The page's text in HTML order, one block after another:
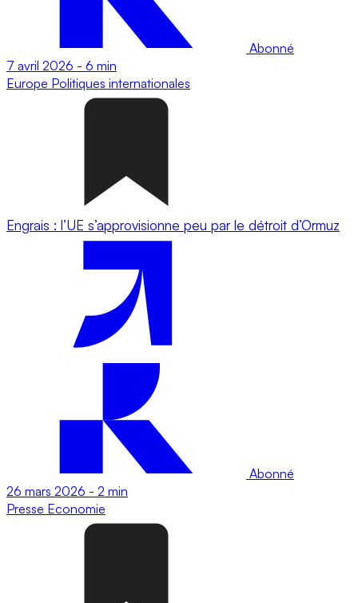
Abonné
7 avril 2026 - 6 min
Europe Politiques internationales
Engrais : l’UE s’approvisionne peu par le détroit d’Ormuz
Abonné
26 mars 2026 - 2 min
Presse Economie